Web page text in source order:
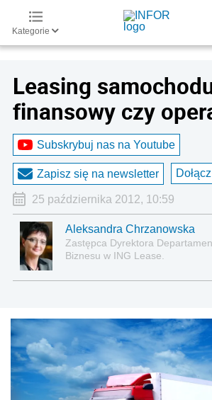
Kategorie
Leasing
finansowy czy
Subskrybuj nas na Youtube
Zapisz się na newsletter
25 października 2012, 10:59
Aleksandra Chrzanowska
Zastępca Dyrektora
Biznesu w ING Lease.